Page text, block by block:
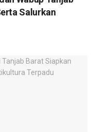
Salurkan